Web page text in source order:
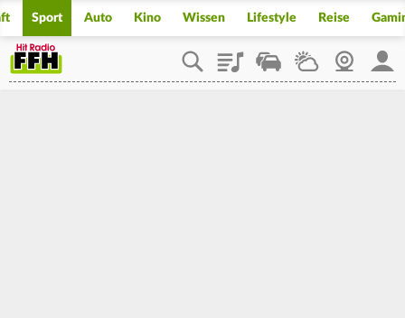
Sport Auto Kino Wissen Lifestyle Reise
PlaylistStaupilotWetterWebcam